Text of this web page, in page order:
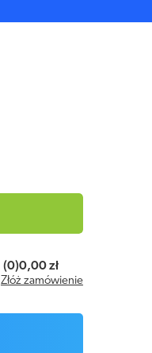
(0)0,00 zł
Złóż zamówienie